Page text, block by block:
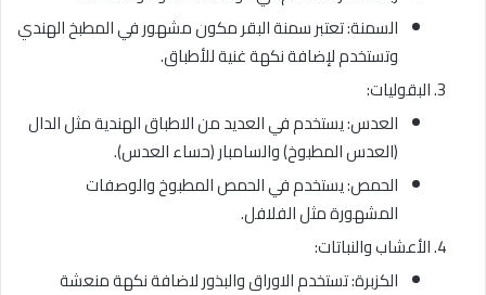
السمنة: تعتبر سمنة البقر مكون مشهور في المطبخ الهندي
وتستخدم لإضافة نكهة غنية للأطباق.
البقوليات:
العدس: يستخدم في العديد من الاطباق الهندية مثل الدال
(العدس المطبوخ) والسامبار (حساء العدس).
الحمص: يستخدم في الحمص المطبوخ والوصفات
المشهورة مثل الفلافل.
الأعشاب والنباتات:
الكزبرة: تستخدم الاوراق والبذور لاضافة نكهة منعشة